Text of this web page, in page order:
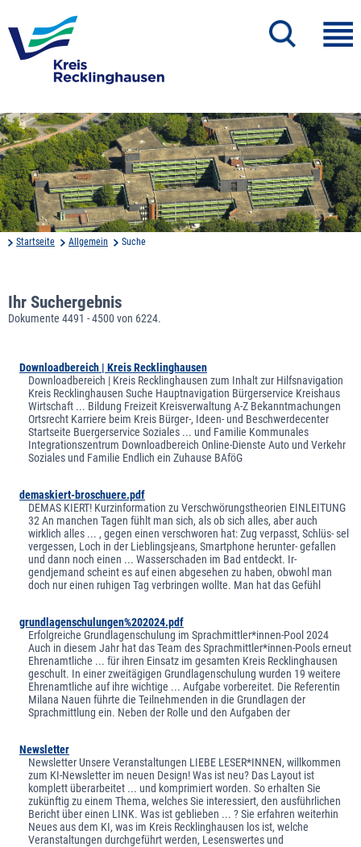
Startseite Allgemein Suche
Ihr Suchergebnis
Dokumente 4491 - 4500 von 6224.
Downloadbereich | Kreis Recklinghausen
Downloadbereich | Kreis Recklinghausen zum Inhalt zur Hilfsnavigation
Kreis Recklinghausen Suche Hauptnavigation Bürgerservice Kreishaus
Wirtschaft ... Bildung Freizeit Kreisverwaltung A-Z Bekanntmachungen
Ortsrecht Karriere beim Kreis Bürger-, Ideen- und Beschwerdecenter
Startseite Buergerservice Soziales ... und Familie Kommunales
Integrationszentrum Downloadbereich Online-Dienste Auto und Verkehr
Soziales und Familie Endlich ein Zuhause BAföG
demaskiert-broschuere.pdf
DEMAS KIERT! Kurzinformation zu Verschwörungstheorien EINLEITUNG
32 An manchen Tagen fühlt man sich, als ob sich alles, aber auch
wirklich alles ... , gegen einen verschworen hat: Zug verpasst, Schlüs- sel
vergessen, Loch in der Lieblingsjeans, Smartphone herunter- gefallen
und dann noch einen ... Wasserschaden im Bad entdeckt. Ir-
gendjemand scheint es auf einen abgesehen zu haben, obwohl man
doch nur einen ruhigen Tag verbringen wollte. Man hat das Gefühl
grundlagenschulungen%202024.pdf
Erfolgreiche Grundlagenschulung im Sprachmittler*innen-Pool 2024
Auch in diesem Jahr hat das Team des Sprachmittler*innen-Pools erneut
Ehrenamtliche ... für ihren Einsatz im gesamten Kreis Recklinghausen
geschult. In einer zweitägigen Grundlagenschulung wurden 19 weitere
Ehrenamtliche auf ihre wichtige ... Aufgabe vorbereitet. Die Referentin
Milana Nauen führte die Teilnehmenden in die Grundlagen der
Sprachmittlung ein. Neben der Rolle und den Aufgaben der
Newsletter
Newsletter Unsere Veranstaltungen LIEBE LESER*INNEN, willkommen
zum KI-Newsletter im neuen Design! Was ist neu? Das Layout ist
komplett überarbeitet ... und komprimiert worden. So erhalten Sie
zukünftig zu einem Thema, welches Sie interessiert, den ausführlichen
Bericht über einen LINK. Was ist geblieben ... ? Sie erfahren weiterhin
Neues aus dem KI, was im Kreis Recklinghausen los ist, welche
Veranstaltungen durchgeführt werden, Lesenswertes und